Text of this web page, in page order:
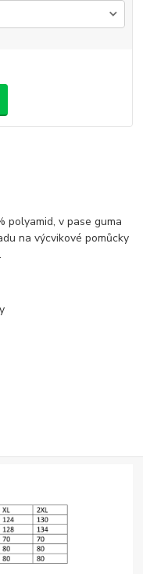
polyamid, v pase guma
na výcvikové pomůcky